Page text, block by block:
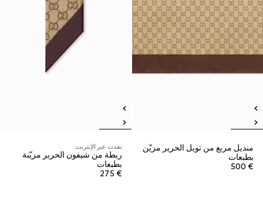
منديل مربع من تويل الحرير مزيّن
بطبعات
€ 500
نفدت عبر الإنترنت
ربطة من شيفون الحرير مزيّنة
بطبعات
€ 275